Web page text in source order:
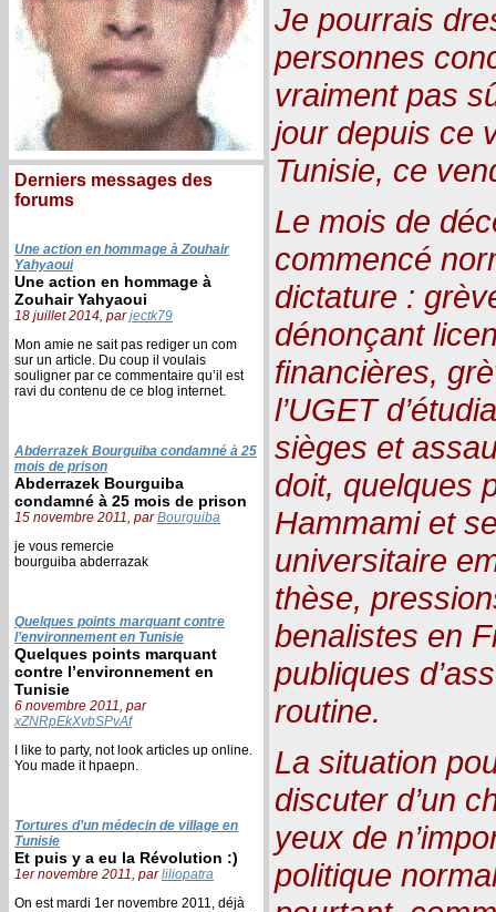
Derniers messages des
forums
Une action en hommage à Zouhair
Yahyaoui
Une action en hommage à
Zouhair Yahyaoui
18 juillet 2014, parjectk79
Mon amie ne sait pas rediger un com
sur un article. Du coup il voulais
souligner par ce commentaire qu’il est
ravi du contenu de ce blog internet.
Abderrazek Bourguiba condamné à 25
mois de prison
Abderrazek Bourguiba
condamné à 25 mois de prison
15 novembre 2011, parBourguiba
je vous remercie
bourguiba abderrazak
Quelques points marquant contre
l’environnement en Tunisie
Quelques points marquant
contre l’environnement en
Tunisie
6 novembre 2011, par
xZNRpEkXvbSPvAf
I like to party, not look articles up online.
You made it hpaepn.
Tortures d’un médecin de village en
Tunisie
Et puis y a eu la Révolution :)
1er novembre 2011, parliliopatra
On est mardi 1er novembre 2011, déjà
Je pourrais
personnes
vraiment pas
jour depuis ce
Tunisie, ce
Le mois de
commencé
dictature :
dénonçant
financières,
l’UGET
sièges et
doit, quelques
Hammami et
universitaire
thèse,
benalistes en
publiques
routine.
La situation
discuter d’un
yeux de
politique